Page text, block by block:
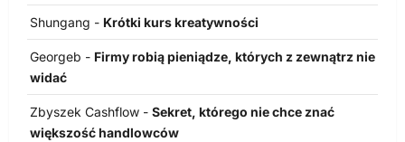
Shungang - Krótki kurs kreatywności
Georgeb - Firmy robią pieniądze, których z zewnątrz nie
widać
Zbyszek Cashflow - Sekret, którego nie chce znać
większość handlowców